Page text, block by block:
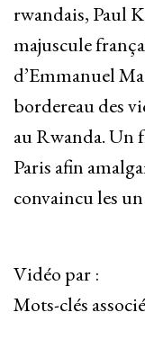
rwandais, Paul
majuscule
d’Emmanuel
bordereau des
au Rwanda. Un
Paris afin
convaincu les
Vidéo par :
Mots-clés